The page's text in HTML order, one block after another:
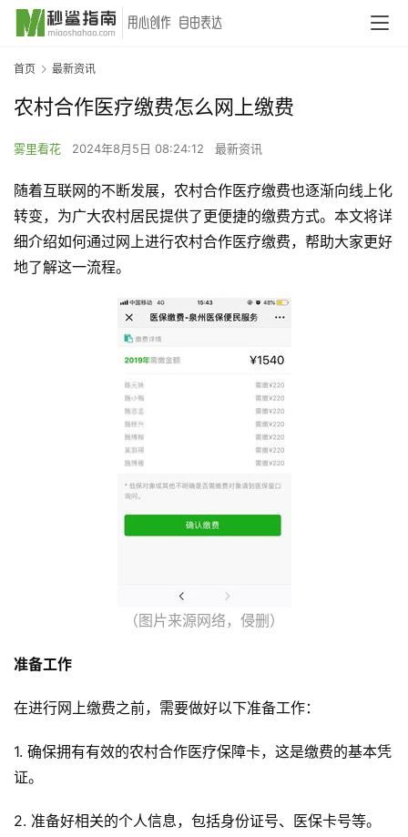
首页 最新资讯
农村合作医疗缴费怎么网上缴费
雾里看花 2024年8月5日 08:24:12 最新资讯
随着互联网的不断发展，农村合作医疗缴费也逐渐向线上化
转变，为广大农村居民提供了更便捷的缴费方式。本文将详
细介绍如何通过网上进行农村合作医疗缴费，帮助大家更好
地了解这一流程。
（图片来源网络，侵删）
准备工作
在进行网上缴费之前，需要做好以下准备工作：
1. 确保拥有有效的农村合作医疗保障卡，这是缴费的基本凭
证。
2. 准备好相关的个人信息，包括身份证号、医保卡号等。